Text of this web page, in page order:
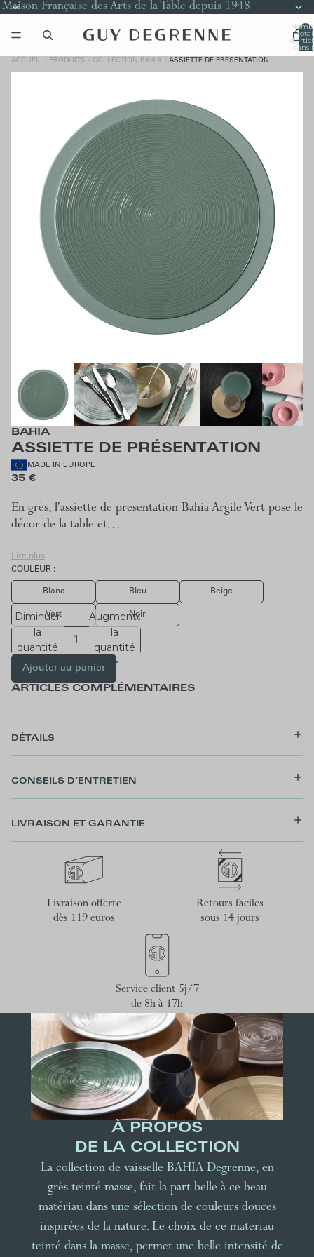
Maison Française des Arts de la Table depuis 1948
total
dans
ACCUEIL PRODUITS COLLECTION BAHIA ASSIETTE DE PRÉSENTATION
BAHIA
ASSIETTE DE PRÉSENTATION
MADE IN EUROPE
35 €
En grès, l'assiette de présentation Bahia Argile Vert pose le
décor de la table et…
Lire plus
COULEUR :
Blanc Bleu Beige
Vert Noir
Diminuer
la
quantité
Augmenter
la
quantité
Ajouter au panier
ARTICLES COMPLÉMENTAIRES
DÉTAILS
CONSEILS D’ENTRETIEN
LIVRAISON ET GARANTIE
Livraison offerte
dès 119 euros
Retours faciles
sous 14 jours
Service client 5j/7
de 8h à 17h
À PROPOS
DE LA COLLECTION
La collection de vaisselle BAHIA Degrenne, en
grès teinté masse, fait la part belle à ce beau
matériau dans une sélection de couleurs douces
inspirées de la nature. Le choix de ce matériau
teinté dans la masse, permet une belle intensité de